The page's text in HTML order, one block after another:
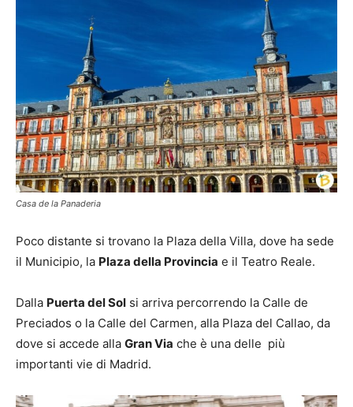
Casa de la Panaderia
Poco distante si trovano la Plaza della Villa, dove ha sede
il Municipio, la Plaza della Provincia e il Teatro Reale.
Dalla Puerta del Sol si arriva percorrendo la Calle de
Preciados o la Calle del Carmen, alla Plaza del Callao, da
dove si accede alla Gran Via che è una delle più
importanti vie di Madrid.